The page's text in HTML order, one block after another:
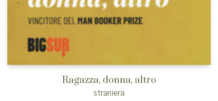
Ragazza, donna, altro
straniera